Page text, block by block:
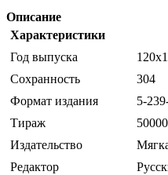
Описание
Характеристики
Год выпуска
Сохранность
304
Формат издания
5-
Тираж
50000
Издательство
Редактор